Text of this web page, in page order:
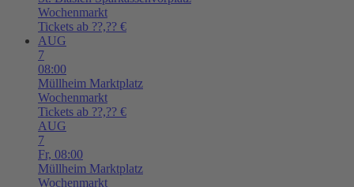
Wochenmarkt
Tickets ab ??,?? €
AUG
7
08:00
Müllheim Marktplatz
Wochenmarkt
Tickets ab ??,?? €
AUG
7
Fr, 08:00
Müllheim Marktplatz
Wochenmarkt